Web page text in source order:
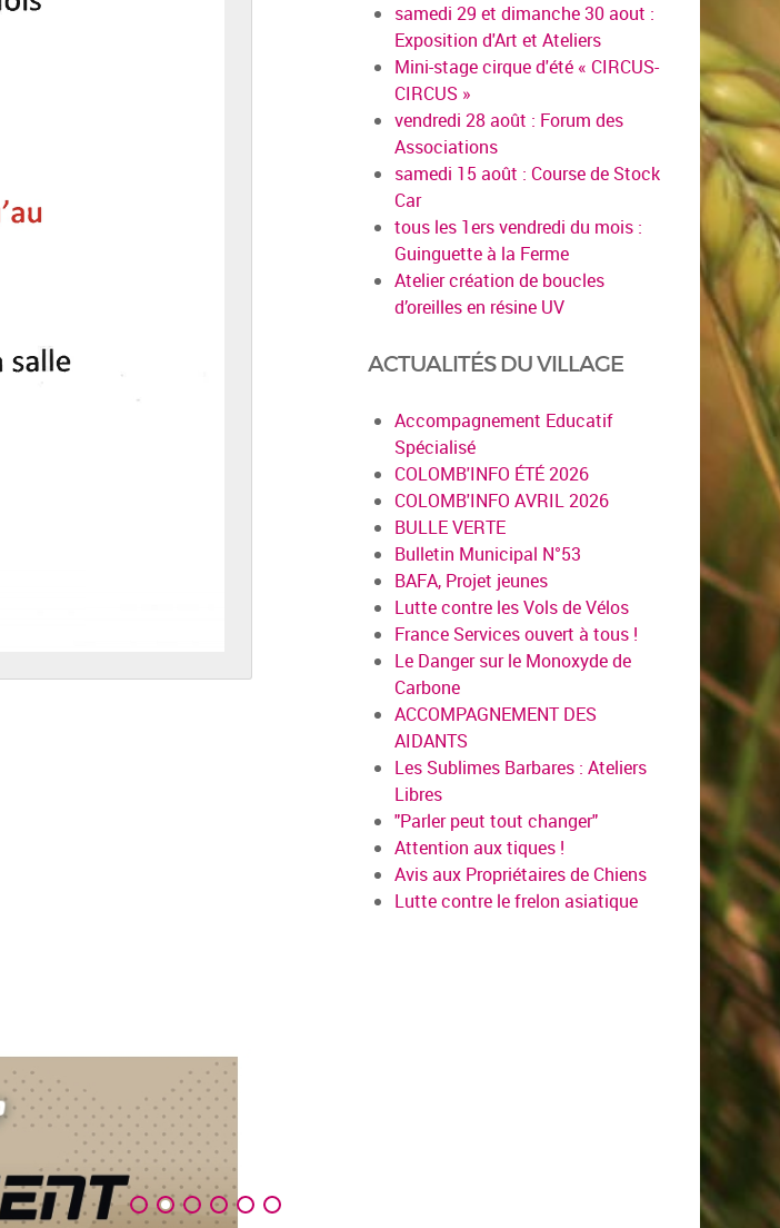
samedi 29 et dimanche 30 aout :
Exposition d'Art et Ateliers
Mini-stage cirque d'été « CIRCUS-
CIRCUS »
vendredi 28 août : Forum des
Associations
samedi 15 août : Course de Stock
Car
tous les 1ers vendredi du mois :
Guinguette à la Ferme
Atelier création de boucles
d’oreilles en résine UV
ACTUALITÉS DU VILLAGE
Accompagnement Educatif
Spécialisé
COLOMB'INFO ÉTÉ 2026
COLOMB'INFO AVRIL 2026
BULLE VERTE
Bulletin Municipal N°53
BAFA, Projet jeunes
Lutte contre les Vols de Vélos
France Services ouvert à tous !
Le Danger sur le Monoxyde de
Carbone
ACCOMPAGNEMENT DES
AIDANTS
Les Sublimes Barbares : Ateliers
Libres
"Parler peut tout changer"
Attention aux tiques !
Avis aux Propriétaires de Chiens
Lutte contre le frelon asiatique